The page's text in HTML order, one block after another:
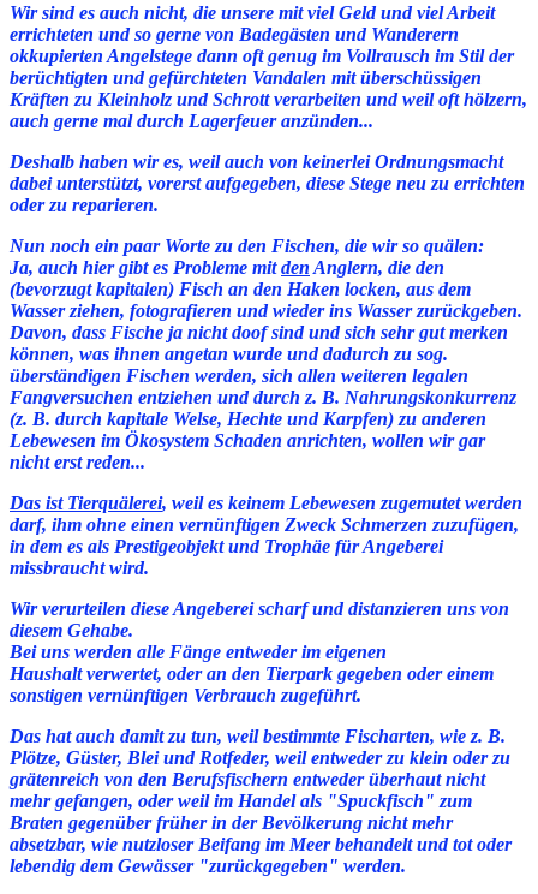
Wir sind es auch nicht, die unsere mit viel Geld und viel Arbeit
errichteten und so gerne von Badegästen und Wanderern
okkupierten Angelstege dann oft genug im Vollrausch im Stil der
berüchtigten und gefürchteten Vandalen mit überschüssigen
Kräften zu Kleinholz und Schrott verarbeiten und weil oft hölzern,
auch gerne mal durch Lagerfeuer anzünden...
Deshalb haben wir es, weil auch von keinerlei Ordnungsmacht
dabei unterstützt, vorerst aufgegeben, diese Stege neu zu errichten
oder zu reparieren.
Nun noch ein paar Worte zu den Fischen, die wir so quälen:
Ja, auch hier gibt es Probleme mitden Anglern, die den
(bevorzugt kapitalen) Fisch an den Haken locken, aus dem
Wasser ziehen, fotografieren und wieder ins Wasser zurückgeben.
Davon, dass Fische ja nicht doof sind und sich sehr gut merken
können, was ihnen angetan wurde und dadurch zu sog.
überständigen Fischen werden, sich allen weiteren legalen
Fangversuchen entziehen und durch z. B. Nahrungskonkurrenz
(z. B. durch kapitale Welse, Hechte und Karpfen) zu anderen
Lebewesen im Ökosystem Schaden anrichten, wollen wir gar
nicht erst reden...
Das ist Tierquälerei, weil es keinem Lebewesen zugemutet werden
darf, ihm ohne einen vernünftigen Zweck Schmerzen zuzufügen,
in dem es als Prestigeobjekt und Trophäe für Angeberei
missbraucht wird.
Wir verurteilen diese Angeberei scharf und distanzieren uns von
diesem Gehabe.
Bei uns werden alle Fänge entweder im eigenen
Haushalt verwertet, oder an den Tierpark gegeben oder einem
sonstigen vernünftigen Verbrauch zugeführt.
Das hat auch damit zu tun, weil bestimmte Fischarten, wie z. B.
Plötze, Güster, Blei und Rotfeder, weil entweder zu klein oder zu
grätenreich von den Berufsfischern entweder überhaut nicht
mehr gefangen, oder weil im Handel als "Spuckfisch" zum
Braten gegenüber früher in der Bevölkerung nicht mehr
absetzbar, wie nutzloser Beifang im Meer behandelt und tot oder
lebendig dem Gewässer "zurückgegeben" werden.